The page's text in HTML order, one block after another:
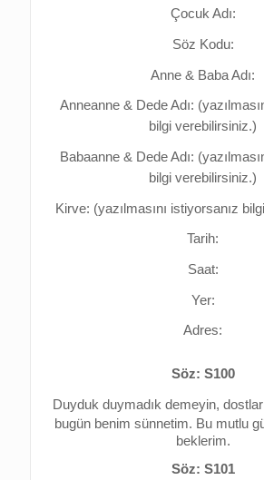
Çocuk Adı:
Söz Kodu:
Anne & Baba Adı:
Anneanne & Dede Adı:
bilgi verebilirsiniz.)
Babaanne & Dede Adı:
bilgi verebilirsiniz.)
Kirve: (yazılmasını istiyorsanız
Tarih:
Saat:
Yer:
Adres:
Söz: S100
Duyduk duymadık demeyin, d
bugün benim sünnetim. Bu mutlu
beklerim.
Söz: S101